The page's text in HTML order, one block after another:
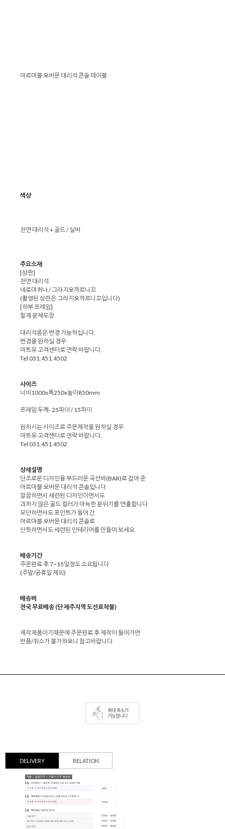
아르마블 오버문 대리석 콘솔 테이블
색상
천연 대리석 + 골드 / 실버
주요소재
[상판]
천연 대리석
네로마퀴나 / 그라지오까르니꼬
(촬영된 상판은 그라지오까르니꼬입니다)
[하부 프레임]
철재 분체도장
대리석종은 변경 가능하십니다.
변경을 원하실 경우
아트유 고객센터로 연락 바랍니다.
Tel 031.451.4502
사이즈
너비1000x폭250x높이850mm
프레임 두께- 25파이 / 15파이
원하시는 사이즈로 주문제작을 원하실 경우
아트유 고객센터로 연락 바랍니다.
Tel 031.451.4502
상세설명
단조로운 디자인을 부드러운 곡선바(BAR)로 잡아 준
아르마블 오버문 대리석 콘솔입니다
깔끔하면서 세련된 디자인이면서도
과하지 않은 골드 컬러가 아늑한 분위기를 연출합니다
모던하면서도 포인트가 들어 간
아르마블 오버문 대리석 콘솔로
산뜻하면서도 세련된 인테리어를 만들어 보세요
배송기간
주문완료 후 7~15일정도 소요됩니다
(주말/공휴일 제외)
배송비
전국 무료배송 (단 제주지역 도선료착불)
제작제품이기때문에 주문완료 후 제작이 들어가면
반품/취소가 불가하오니 참고바랍니다
DELIVERY RELATION